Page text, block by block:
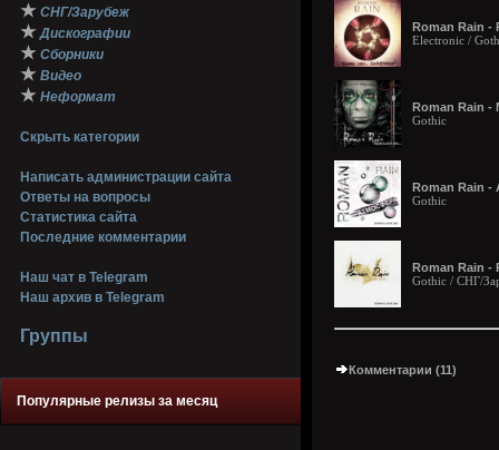
★ СНГ/Зарубеж
★ Дискографии
★ Сборники
★ Видео
★ Неформат
Скрыть категории
Написать администрации сайта
Ответы на вопросы
Статистика сайта
Последние комментарии
Наш чат в Telegram
Наш архив в Telegram
Группы
Популярные релизы за месяц
Roman Rain -
Electronic /
Roman Rain -
Gothic
Roman Rain -
Gothic
Roman Rain -
Gothic / СНГ/
Комментарии (11)